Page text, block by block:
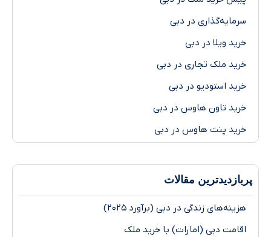
سرمایه‌گذاری در دبی
خرید ویلا در دبی
خرید ملک تجاری در دبی
خرید استودیو در دبی
خرید تاون هاوس در دبی
خرید پنت هاوس در دبی
پر‌بازدیدترین مقالات
هزینه‌های زندگی در دبی (برآورد ۲۰۲۵)
اقامت دبی (امارات) با خرید ملک